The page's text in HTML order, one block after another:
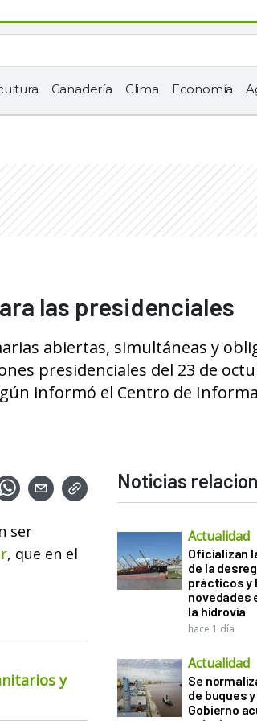
Ganadería Clima Economía
las presidenciales
abiertas, simultáneas y
presidenciales del 23 de
informó el Centro de
ser
, que en el
y
Noticias
Actualidad
Oficializan
de la
prácticos y
novedades
la hidrovía
hace 1 día
Actualidad
Se
de buques
Gobierno